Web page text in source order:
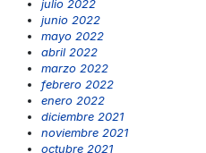
julio 2022
junio 2022
mayo 2022
abril 2022
marzo 2022
febrero 2022
enero 2022
diciembre 2021
noviembre 2021
octubre 2021